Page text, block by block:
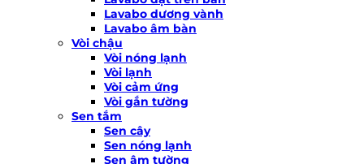
Lavabo dương vành
Lavabo âm bàn
Vòi chậu
Vòi nóng lạnh
Vòi lạnh
Vòi cảm ứng
Vòi gắn tường
Sen tắm
Sen cây
Sen nóng lạnh
Sen âm tường